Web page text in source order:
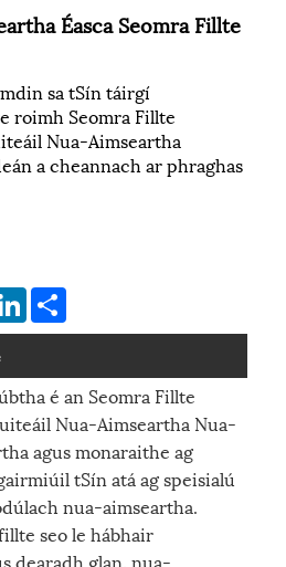
Éasca Seomra Fillte
sa tSín táirgí
roimh Seomra Fillte
Nua-Aimseartha
a cheannach ar phraghas
LinkedIn
é an Seomra Fillte
Nua-Aimseartha Nua-
agus monaraithe ag
tSín atá ag speisialú
nua-aimseartha.
seo le hábhair
dearadh glan, nua-